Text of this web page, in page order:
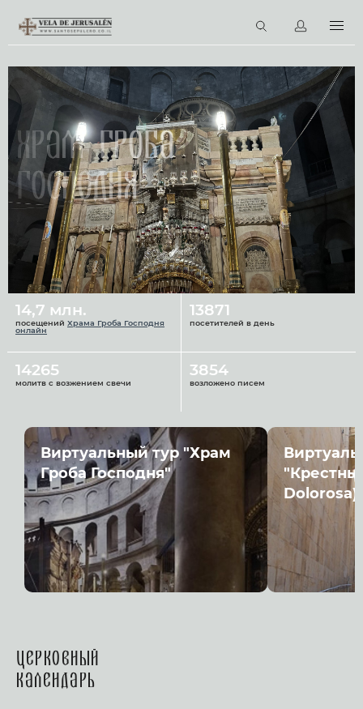
Виртуальные туры
Библиотека
Наши святыни
Новости
Церковный календарь
RU
Храм Гроба
Господня
14,7 млн.
посещений Храма Гроба Господня
онлайн
13871
посетителей в день
14265
молитв с возжением свечи
3854
возложено писем
Виртуальный тур "Храм
Гроба Господня"
Dolorosa)"
Церковный
календарь